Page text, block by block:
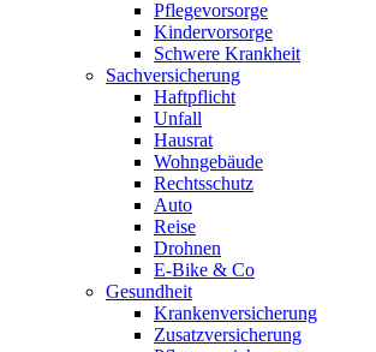
Pflegevorsorge
Kindervorsorge
Schwere Krankheit
Sachversicherung
Haftpflicht
Unfall
Hausrat
Wohngebäude
Rechtsschutz
Auto
Reise
Drohnen
E-Bike & Co
Gesundheit
Krankenversicherung
Zusatzversicherung